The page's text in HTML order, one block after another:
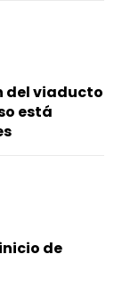
del viaducto
está
de